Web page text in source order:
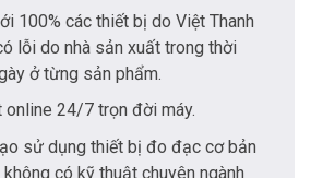
100% các thiết bị do Việt Thanh
lỗi do nhà sản xuất trong thời
ở từng sản phẩm.
online 24/7 trọn đời máy.
sử dụng thiết bị đo đạc cơ bản
có kỹ thuật chuyên ngành